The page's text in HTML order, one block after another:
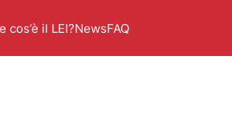
cos’è il LEI?NewsFAQ